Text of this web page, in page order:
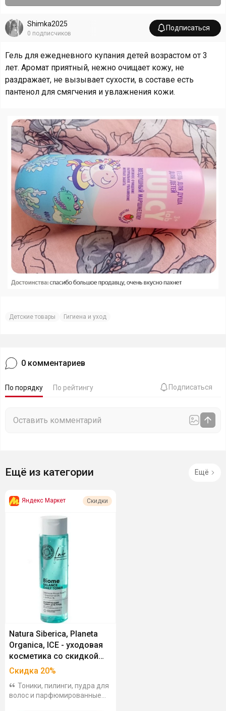
Shimka2025
0 подписчиков
Подписаться
Гель для ежедневного купания детей возрастом от 3
лет. Аромат приятный, нежно очищает кожу, не
раздражает, не вызывает сухости, в составе есть
пантенол для смягчения и увлажнения кожи.
Детские товары Гигиена и уход
0 комментариев
По порядку По рейтингу Подписаться
Ещё из категории Ещё
Яндекс Маркет Скидки
Natura Siberica, Planeta
Organica, ICE - уходовая
косметика со скидкой
20%
Скидка 20%
Тоники, пилинги, пудра для
волос и парфюмированные